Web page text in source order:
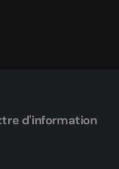
d'information